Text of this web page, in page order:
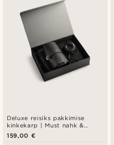
Deluxe reisiks pakkimise
kinkekarp | Must nahk &
kangas
159,00 €